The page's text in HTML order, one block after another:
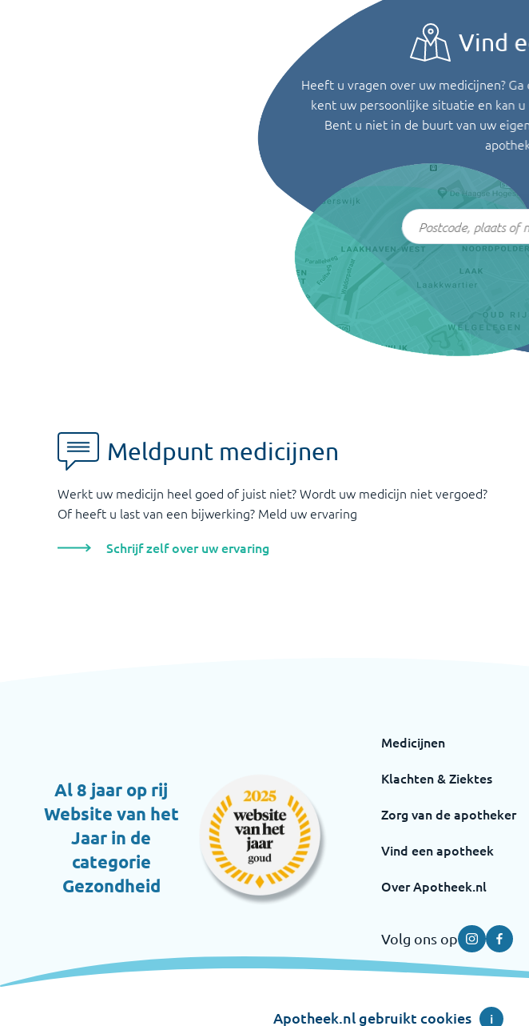
Vind
Heeft u vragen over uw medicijnen?
kent uw persoonlijke situatie en kan
Bent u niet in de buurt van uw
Meldpunt medicijnen
Werkt uw medicijn heel goed of juist niet? Wordt uw medicijn niet vergoed?
Of heeft u last van een bijwerking? Meld uw ervaring
Schrijf zelf over uw ervaring
Al 8 jaar op rij
Website van het
Jaar in de
categorie
Gezondheid
Medicijnen
Klachten & Ziektes
Zorg van de apotheker
Vind een apotheek
Over Apotheek.nl
Volg ons op Instagram
Apotheek.nl gebruikt cookies i